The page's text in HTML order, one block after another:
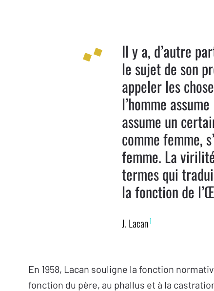
Il y a, d’autre
le sujet de son
appeler les
l’homme
assume un
comme femme,
femme. La
termes qui
la fonction de
J. Lacan1
En 1958, Lacan souligne la fonction
fonction du père, au phallus et à la